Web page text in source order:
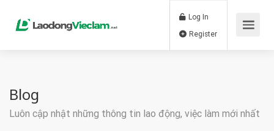
Log In
Blog
Luôn cập nhật những thông tin lao động, việc làm mới nhất